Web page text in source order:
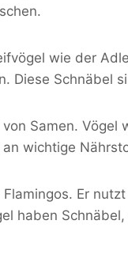
wie der
Diese Schnäbel
Samen. Vögel
wichtige
Er
haben